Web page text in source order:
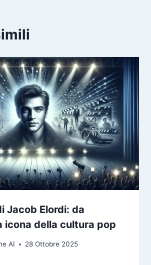
Jacob Elordi: da
icona della cultura pop
AI 28 Ottobre 2025